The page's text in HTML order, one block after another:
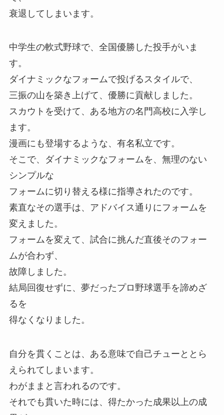
衰退してしまいます。
中学生の軟式野球で、全国優勝した投手がいま
す。
ダイナミックなフォームで投げるスタイルで、
三振の山を築き上げて、優勝に貢献しました。
スカウトを受けて、ある地方の名門高校に入学し
ます。
漫画にも登場するような、有名私立です。
そこで、ダイナミックなフォームを、無理のない
シンプルな
フォームに切り替える様に指導されたのです。
素直なその選手は、アドバイス通りにフォームを
変えました。
フォームを変えて、試合に挑んだ直後そのフォー
ムが合わず、
故障しました。
結局回復せずに、夢だったプロ野球選手を諦めざ
るを
得なくなりました。
自分を貫くことは、ある意味で自己チューととら
えられてしまいます。
わがままと言われるのです。
それでも貫いた時には、得たかった成果以上の成